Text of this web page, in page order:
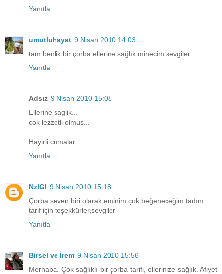
Yanıtla
umutluhayat 9 Nisan 2010 14:03
tam benlik bir çorba ellerine sağlık minecim.sevgiler
Yanıtla
Adsız 9 Nisan 2010 15:08
Ellerine saglik...
cok lezzetli olmus...
Hayirli cumalar..
Yanıtla
NzlGl 9 Nisan 2010 15:18
Çorba seven biri olarak eminim çok beğeneceğim tadını
tarif için teşekkürler,sevgiler
Yanıtla
Birsel ve İrem 9 Nisan 2010 15:56
Merhaba. Çok sağlıklı bir çorba tarifi, ellerinize sağlık. Afiyet